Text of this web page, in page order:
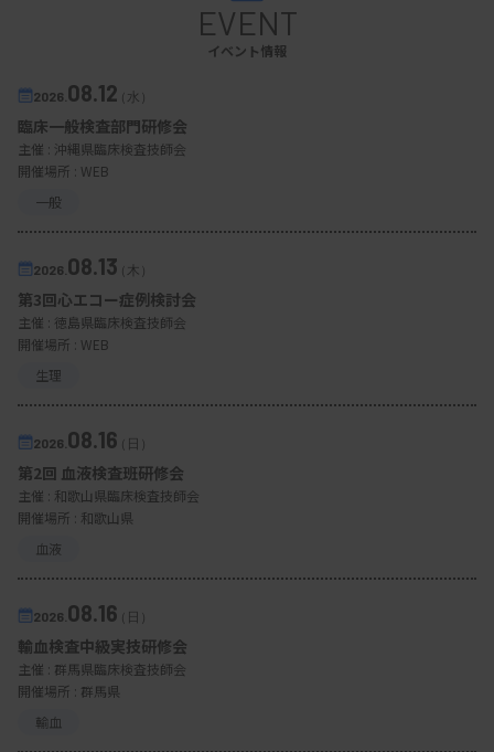
EVENT
イベント情報
2026. 08.12（水）
臨床一般検査部門研修会
主催 : 沖縄県臨床検査技師会
開催場所 : WEB
一般
2026. 08.13（木）
第3回心エコー症例検討会
主催 : 徳島県臨床検査技師会
開催場所 : WEB
生理
2026. 08.16（日）
第2回 血液検査班研修会
主催 : 和歌山県臨床検査技師会
開催場所 : 和歌山県
血液
2026. 08.16（日）
輸血検査中級実技研修会
主催 : 群馬県臨床検査技師会
開催場所 : 群馬県
輸血